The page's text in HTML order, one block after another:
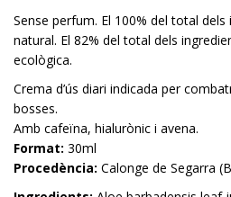
Sense perfum. El 100% del total dels
natural. El 82% del total dels
ecològica.
Crema d’ús diari indicada per
bosses.
Amb cafeïna, hialurònic i avena.
Format: 30ml
Procedència: Calonge de Segarra